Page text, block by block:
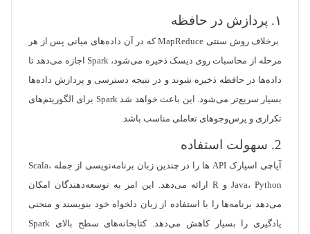
١. پردازش در حافظه
برخلاف روش سنتی MapReduce که در آن داده‌های میانی پس از هر
مرحله از محاسبات روی دیسک ذخیره می‌شود، Spark اجازه می‌دهد تا
داده‌ها در حافظه ذخیره شوند و در نتیجه دسترسی و پردازش داده‌ها
بسیار سریع‌تر می‌شود. این باعث خواهد شد Spark برای الگوریتم‌های
تکراری و پرس‌وجوهای تعاملی مناسب باشد.
2. سهولت استفاده
آپاچی اسپارک API ها را در چندین زبان برنامه‌نویسی از جمله Scala،
Java، Python و R ارائه می‌دهد. این امر به توسعه‌دهندگان امکان
می‌دهد برنامه‌ها را با استفاده از زبان دلخواه خود بنویسند و منحنی
یادگیری را بسیار کاهش می‌دهد. کتابخانه‌های سطح بالای Spark